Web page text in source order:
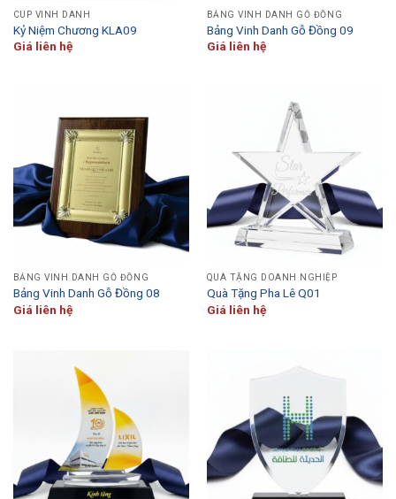
CÚP VINH DANH
Kỷ Niệm Chương KLA09
Giá liên hệ
BẢNG VINH DANH GỖ ĐỒNG
Bảng Vinh Danh Gỗ Đồng 09
Giá liên hệ
BẢNG VINH DANH GỖ ĐỒNG
Bảng Vinh Danh Gỗ Đồng 08
Giá liên hệ
QUÀ TẶNG DOANH NGHIỆP
Quà Tặng Pha Lê Q01
Giá liên hệ